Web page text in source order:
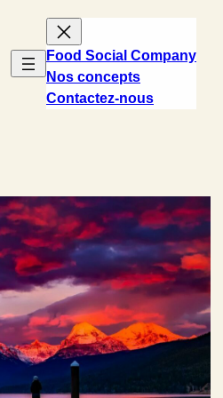
Food Social Company
Nos concepts
Contactez-nous